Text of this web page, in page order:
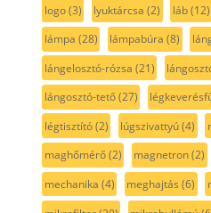
logo(3) lyuktárcsa (2) láb(12)
lámpa (28) lámpabúra (8)
lángelosztó-rózsa (21)
lángosztó-tető(27)
légtisztító(2) lúgszivattyú(4)
maghőmérő(2) magnetron(2)
mechanika (4) meghajtás (6)